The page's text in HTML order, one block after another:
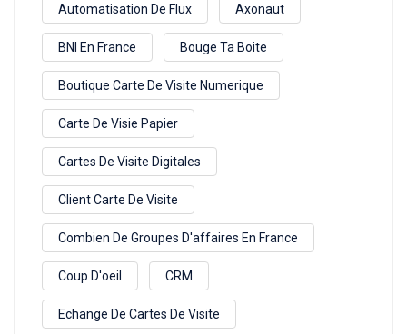
Automatisation De Flux Axonaut
BNI En France Bouge Ta Boite
Boutique Carte De Visite Numerique
Carte De Visie Papier
Cartes De Visite Digitales
Client Carte De Visite
Combien De Groupes D'affaires En France
Coup D'oeil CRM
Echange De Cartes De Visite